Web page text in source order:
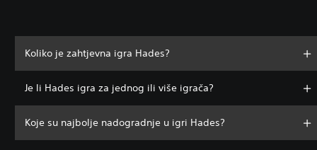
Koliko je zahtjevna igra Hades?
Je li Hades igra za jednog ili više igrača?
Koje su najbolje nadogradnje u igri Hades?